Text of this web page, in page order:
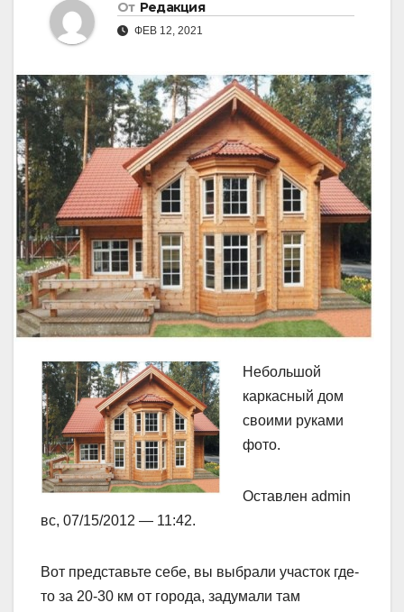
От Редакция
ФЕВ 12, 2021
Небольшой
каркасный дом
своими руками
фото.
Оставлен admin
вс, 07/15/2012 — 11:42.
Вот представьте себе, вы выбрали участок где-
то за 20-30 км от города, задумали там